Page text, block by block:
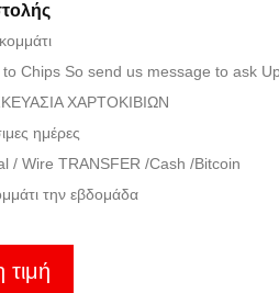
Chips So send us message to ask
ΧΑΡΤΟΚΙΒΙΩΝ
ημέρες
/ Wire TRANSFER /Cash /Bitcoin
την εβδομάδα
τιμή